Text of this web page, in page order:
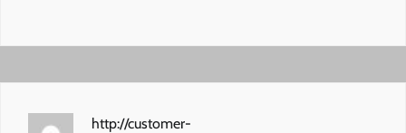
http://customer-